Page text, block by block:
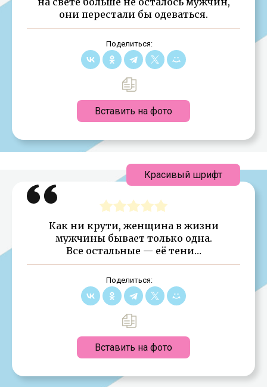
они перестали бы одеваться.
Поделиться:
Вставить на фото
Как ни крути, женщина в жизни
мужчины бывает только одна.
Все остальные — её тени…
Поделиться:
Вставить на фото
Красивый шрифт